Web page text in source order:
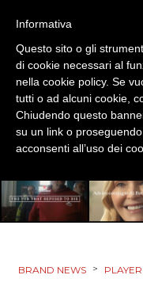
EVENTI
MOBILE
PROMOZIONI
PUNTI VENDITA
BRAND NEWS > PLAYER
Informativa
Questo sito o gli
di cookie necessari al
nella cookie policy. Se
tutti o ad alcuni cookie,
Chiudendo questo
su un link o
acconsenti all’uso dei